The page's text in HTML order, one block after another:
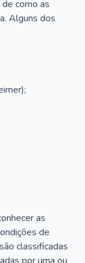
como as
Alguns dos
as
de
classificadas